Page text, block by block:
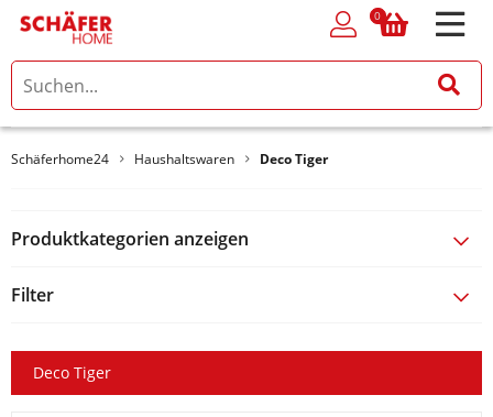
0
0
Schäferhome24 Haushaltswaren Deco Tiger
Produktkategorien anzeigen
Filter
Deco Tiger